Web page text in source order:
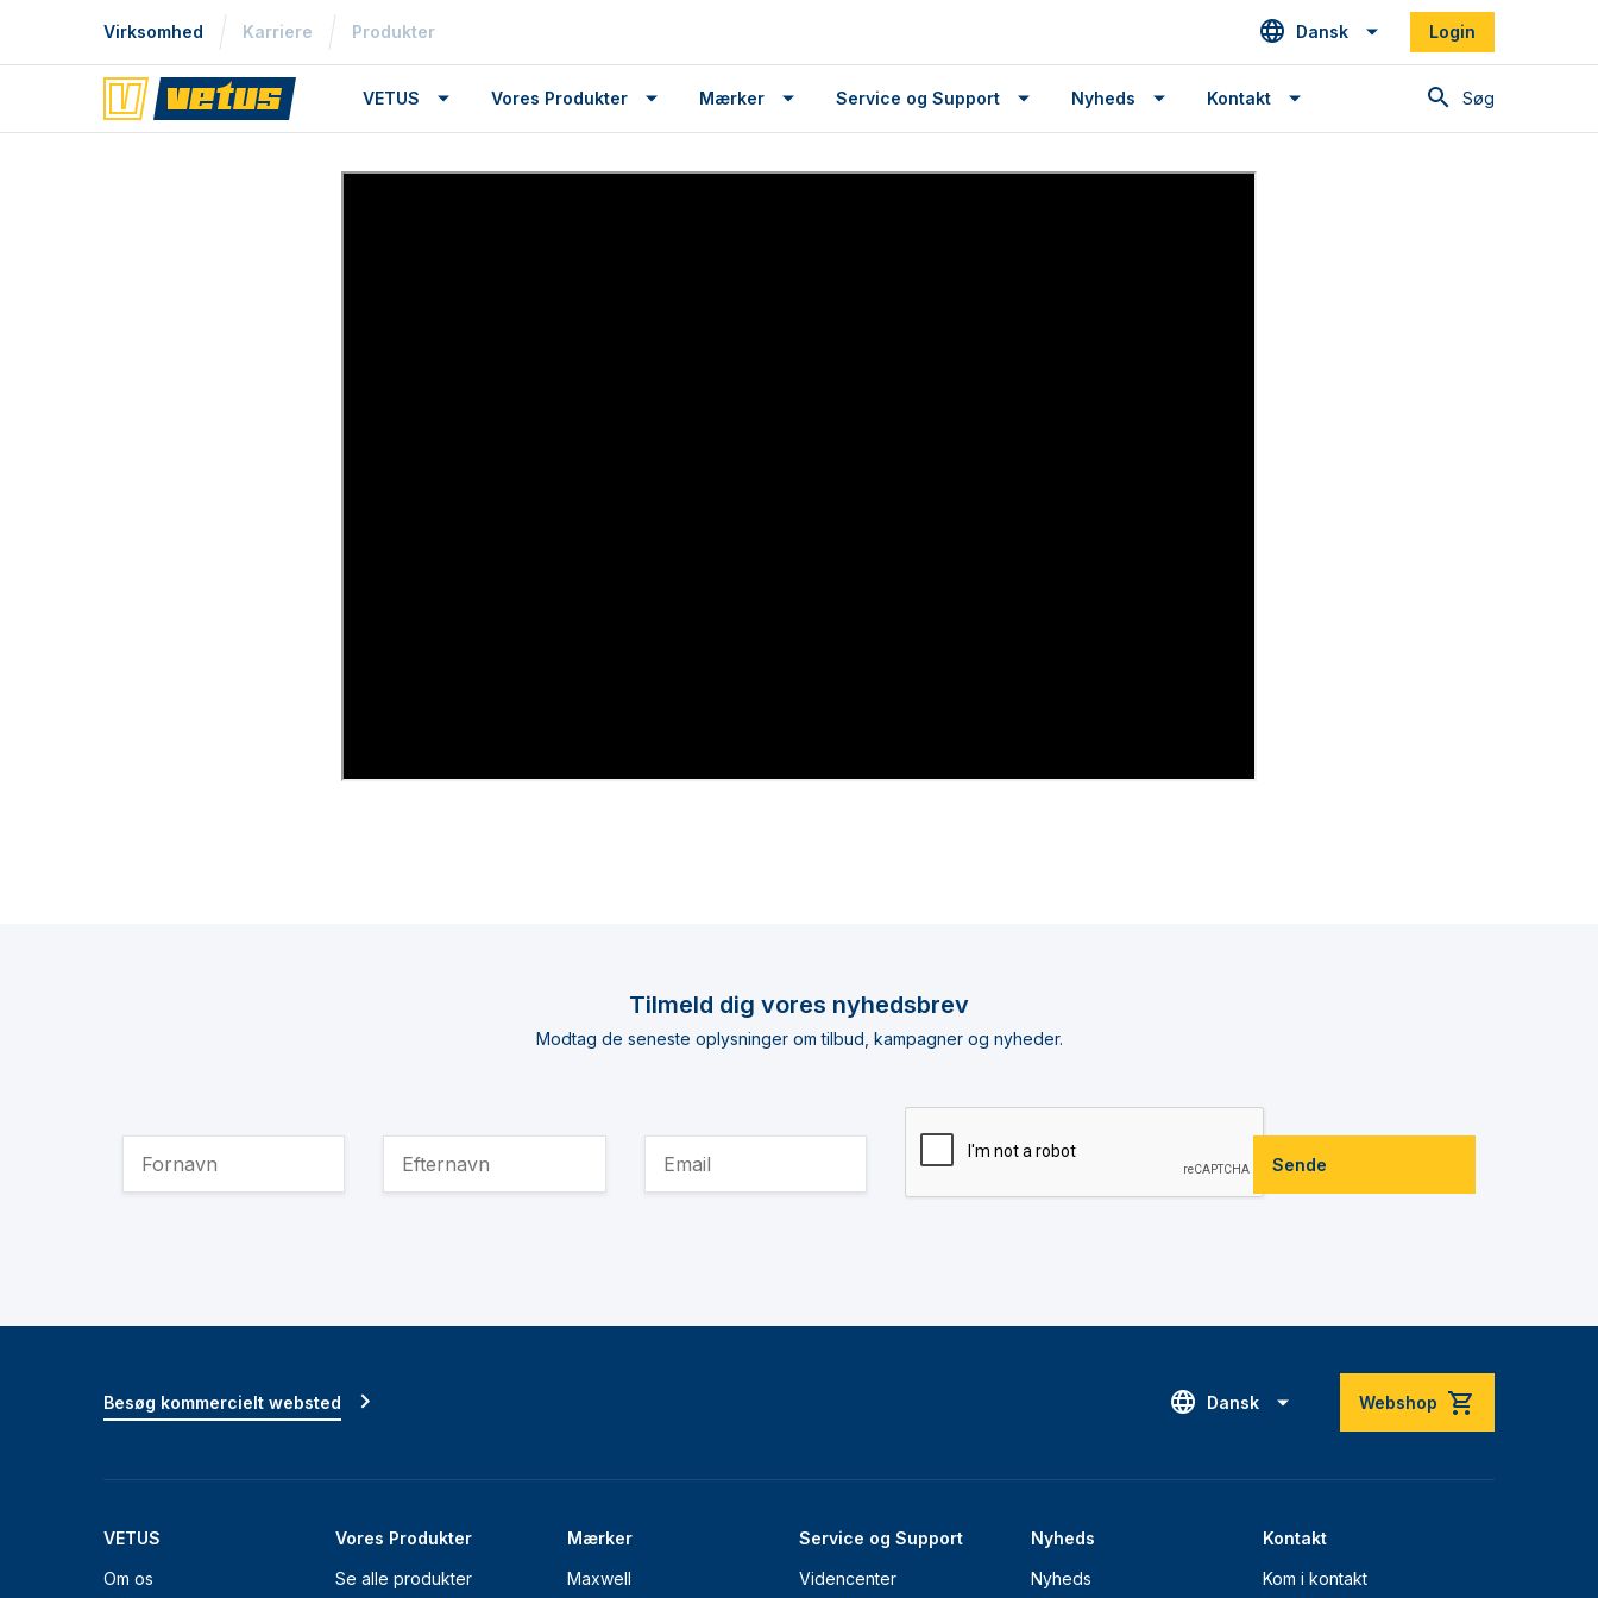
Virksomhed Karriere Produkter Dansk Login
Søg
VETUS Vores Produkter Mærker Service og Support Nyheds Kontakt
Tilmeld dig vores nyhedsbrev
Modtag de seneste oplysninger om tilbud, kampagner og nyheder.
Sende
Dansk Webshop
VETUS
Om os
Vores Produkter
Se alle produkter
Mærker
Maxwell
Service og Support
Videncenter
Nyheds
Nyheds
Kontakt
Kom i kontakt
Besøg kommercielt websted